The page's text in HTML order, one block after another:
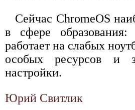
Сейчас ChromeOS
в сфере образования:
работает на слабых
особых ресурсов и
настройки.
Юрий Свитлик